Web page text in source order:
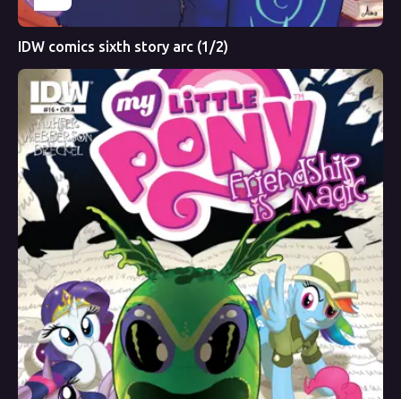
IDW comics sixth story arc (1/2)